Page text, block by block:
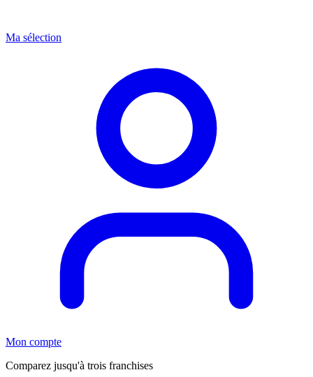
Ma sélection
Mon compte
Comparez jusqu'à trois franchises